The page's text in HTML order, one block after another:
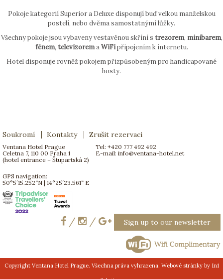
Pokoje kategorií Superior a Deluxe disponují buď velkou manželskou
postelí, nebo dvěma samostatnými lůžky.
Všechny pokoje jsou vybaveny vestavěnou skříní s trezorem, minibarem,
fénem, televizoremaWiFipřipojením k internetu.
Hotel disponuje rovněž pokojem přizpůsobeným pro handicapované
hosty.
Soukromí Kontakty Zrušit rezervaci
Ventana Hotel Prague
Celetna 7, 110 00 Praha 1
(hotel entrance – Štupartská 2)
Tel: +420 777 492 492
E-mail: info@ventana-hotel.net
GPS navigation:
50°5´15.252“N | 14°25´23.561“ E
/ / Sign up to our newsletter
Copyright Ventana Hotel Prague. Všechna práva vyhrazena. Webové stránky by In1